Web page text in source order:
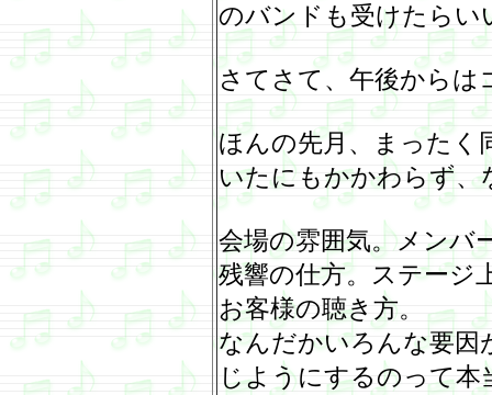
のバンドも受けたらい
さてさて、午後からは
ほんの先月、まったく
いたにもかかわらず
会場の雰囲気。メンバ
残響の仕方。ステージ
お客様の聴き方。
なんだかいろんな要因
じようにするのって本